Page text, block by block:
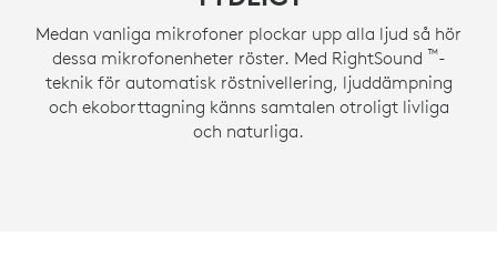
Medan vanliga mikrofoner plockar upp alla ljud så hör
dessa mikrofonenheter röster. Med RightSound ™-
teknik för automatisk röstnivellering, ljuddämpning
och ekoborttagning känns samtalen otroligt livliga
och naturliga.